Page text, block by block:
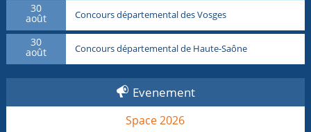
30
août Concours départemental des Vosges
30
août Concours départemental de Haute-Saône
Evenement
Space 2026